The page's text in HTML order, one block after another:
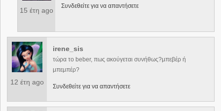
15 έτη ago
Συνδεθείτε για να απαντήσετε
12 έτη ago
irene_sis
τώρα το beber, πως ακούγεται συνήθως?μπεβέρ ή
μπεμπέρ?
Συνδεθείτε για να απαντήσετε